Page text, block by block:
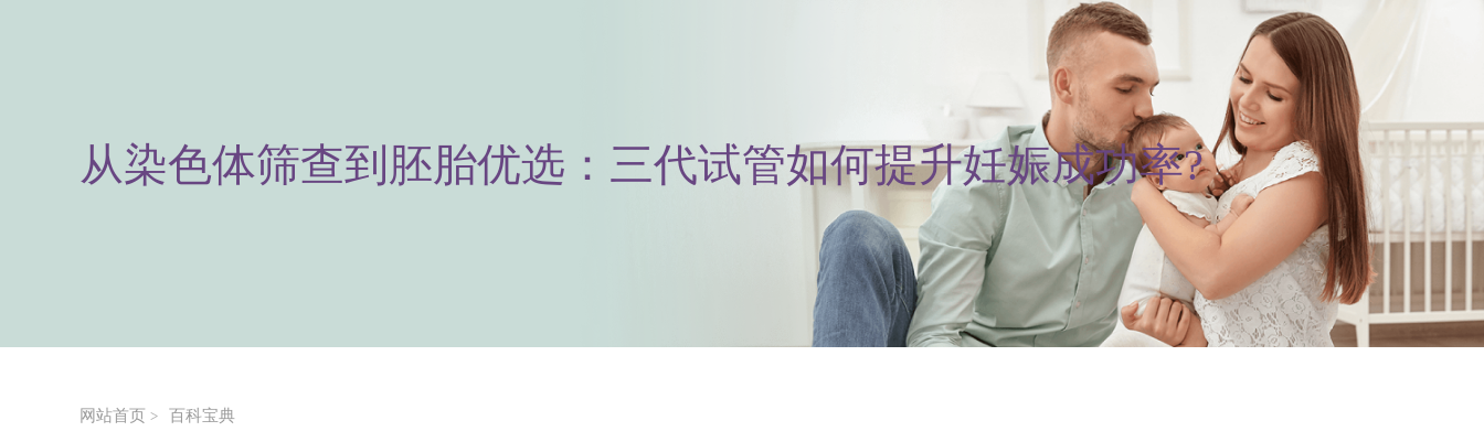
从染色体筛查到胚胎优选：三代试管如何提升妊娠成功率?
网站首页 > 百科宝典